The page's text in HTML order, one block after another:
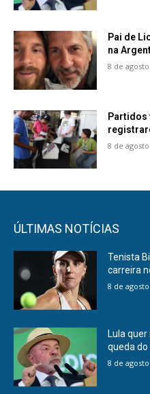
Pai de
na
8 de
Partidos
8 de
ÚLTIMAS NOTÍCIAS
Tenista
carreira
8 de
Lula
queda
8 de